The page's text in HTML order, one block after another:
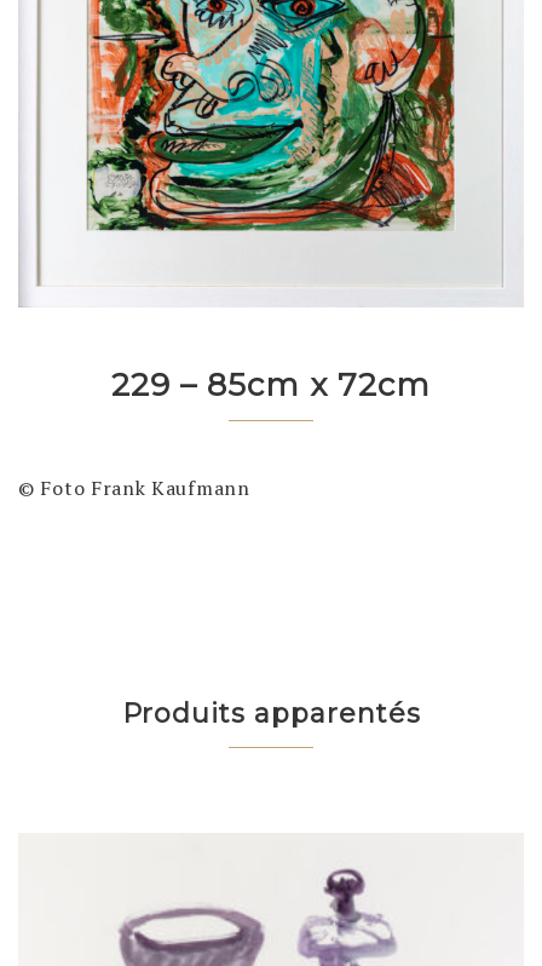
229 – 85cm x 72cm
© Foto Frank Kaufmann
Produits apparentés